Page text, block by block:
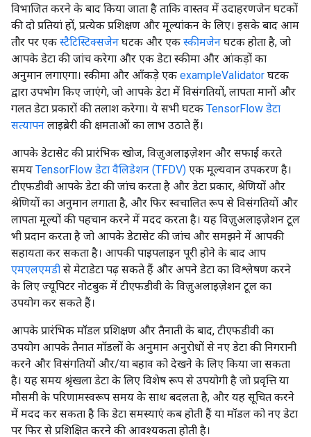
विभाजित करने के बाद किया जाता है ताकि वास्तव में उदाहरणजेन घटकों
की दो प्रतियां हों, प्रत्येक प्रशिक्षण और मूल्यांकन के लिए। इसके बाद आम
तौर पर एक स्टैटिस्टिक्सजेन घटक और एक स्कीमजेन घटक होता है, जो
आपके डेटा की जांच करेगा और एक डेटा स्कीमा और आंकड़ों का
अनुमान लगाएगा। स्कीमा और आँकड़े एक exampleValidator घटक
द्वारा उपभोग किए जाएंगे, जो आपके डेटा में विसंगतियों, लापता मानों और
गलत डेटा प्रकारों की तलाश करेगा। ये सभी घटक TensorFlow डेटा
सत्यापन लाइब्रेरी की क्षमताओं का लाभ उठाते हैं।
आपके डेटासेट की प्रारंभिक खोज, विज़ुअलाइज़ेशन और सफाई करते
समय TensorFlow डेटा वैलिडेशन (TFDV) एक मूल्यवान उपकरण है।
टीएफडीवी आपके डेटा की जांच करता है और डेटा प्रकार, श्रेणियों और
श्रेणियों का अनुमान लगाता है, और फिर स्वचालित रूप से विसंगतियों और
लापता मूल्यों की पहचान करने में मदद करता है। यह विज़ुअलाइज़ेशन टूल
भी प्रदान करता है जो आपके डेटासेट की जांच और समझने में आपकी
सहायता कर सकता है। आपकी पाइपलाइन पूरी होने के बाद आप
एमएलएमडी से मेटाडेटा पढ़ सकते हैं और अपने डेटा का विश्लेषण करने
के लिए ज्यूपिटर नोटबुक में टीएफडीवी के विज़ुअलाइज़ेशन टूल का
उपयोग कर सकते हैं।
आपके प्रारंभिक मॉडल प्रशिक्षण और तैनाती के बाद, टीएफडीवी का
उपयोग आपके तैनात मॉडलों के अनुमान अनुरोधों से नए डेटा की निगरानी
करने और विसंगतियों और/या बहाव को देखने के लिए किया जा सकता
है। यह समय श्रृंखला डेटा के लिए विशेष रूप से उपयोगी है जो प्रवृत्ति या
मौसमी के परिणामस्वरूप समय के साथ बदलता है, और यह सूचित करने
में मदद कर सकता है कि डेटा समस्याएं कब होती हैं या मॉडल को नए डेटा
पर फिर से प्रशिक्षित करने की आवश्यकता होती है।